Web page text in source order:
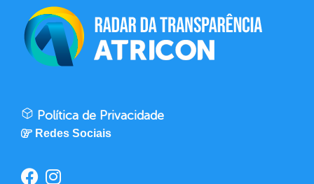
Política de Privacidade
Redes Sociais